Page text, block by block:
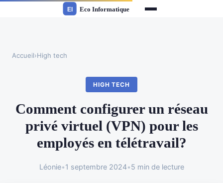
Accueil›High tech
HIGH TECH
Comment configurer un réseau
privé virtuel (VPN) pour les
employés en télétravail?
Léonie•1 septembre 2024•5 min de lecture